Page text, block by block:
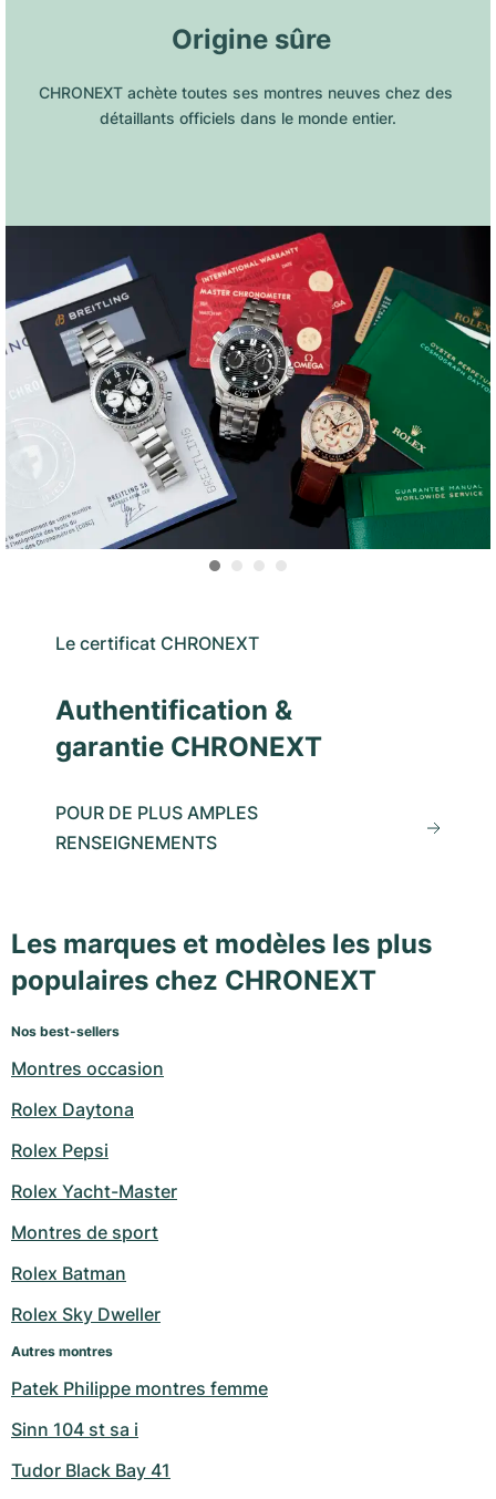
Origine sûre
CHRONEXT achète toutes ses montres neuves chez des
détaillants officiels dans le monde entier.
Le certificat CHRONEXT
Authentification &
garantie CHRONEXT
POUR DE PLUS AMPLES
RENSEIGNEMENTS
Les marques et modèles les plus
populaires chez CHRONEXT
Nos best-sellers
Montres occasion
Rolex Daytona
Rolex Pepsi
Rolex Yacht-Master
Montres de sport
Rolex Batman
Rolex Sky Dweller
Autres montres
Patek Philippe montres femme
Sinn 104 st sa i
Tudor Black Bay 41